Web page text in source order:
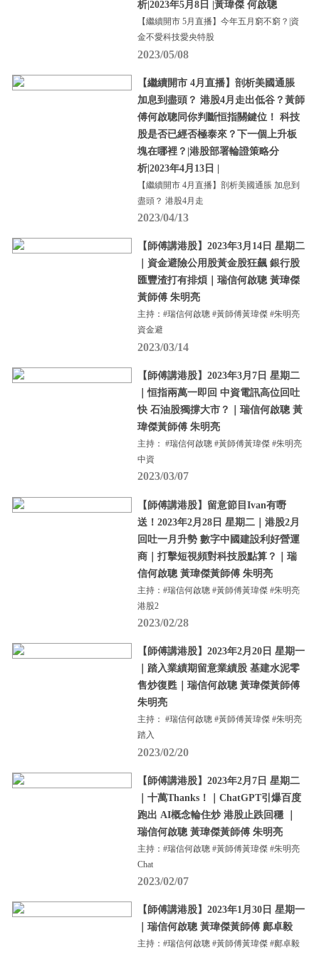
析|2023年5月8日 |黃瑋傑 何啟聰
【繼續開市 5月直播】今年五月窮不窮？|資
金不愛科技愛央特股
2023/05/08
【繼續開市 4月直播】剖析美國通脹
加息到盡頭？ 港股4月走出低谷？黃師
傅何啟聰同你判斷恒指關鍵位！ 科技
股是否已經否極泰來？下一個上升板
塊在哪裡？|港股部署輪證策略分
析|2023年4月13日 |
【繼續開市 4月直播】剖析美國通脹 加息到
盡頭？ 港股4月走
2023/04/13
【師傅講港股】2023年3月14日 星期二
｜資金避險公用股黃金股狂飆 銀行股
匯豐渣打有排煩｜瑞信何啟聰 黃瑋傑
黃師傅 朱明亮
主持：#瑞信何啟聰 #黃師傅黃瑋傑 #朱明亮
資金避
2023/03/14
【師傅講港股】2023年3月7日 星期二
｜恒指兩萬一即回 中資電訊高位回吐
快 石油股獨撐大市？｜瑞信何啟聰 黃
瑋傑黃師傅 朱明亮
主持： #瑞信何啟聰 #黃師傅黃瑋傑 #朱明亮
中資
2023/03/07
【師傅講港股】留意節目Ivan有嘢
送！2023年2月28日 星期二｜港股2月
回吐一月升勢 數字中國建設利好營運
商｜打擊短視頻對科技股點算？｜瑞
信何啟聰 黃瑋傑黃師傅 朱明亮
主持：#瑞信何啟聰 #黃師傅黃瑋傑 #朱明亮
港股2
2023/02/28
【師傅講港股】2023年2月20日 星期一
｜踏入業績期留意業績股 基建水泥零
售炒復甦｜瑞信何啟聰 黃瑋傑黃師傅
朱明亮
主持： #瑞信何啟聰 #黃師傅黃瑋傑 #朱明亮
踏入
2023/02/20
【師傅講港股】2023年2月7日 星期二
｜十萬Thanks！｜ChatGPT引爆百度
跑出 AI概念輪住炒 港股止跌回穩 ｜
瑞信何啟聰 黃瑋傑黃師傅 朱明亮
主持：#瑞信何啟聰 #黃師傅黃瑋傑 #朱明亮
Chat
2023/02/07
【師傅講港股】2023年1月30日 星期一
｜瑞信何啟聰 黃瑋傑黃師傅 鄺卓毅
主持：#瑞信何啟聰 #黃師傅黃瑋傑 #鄺卓毅